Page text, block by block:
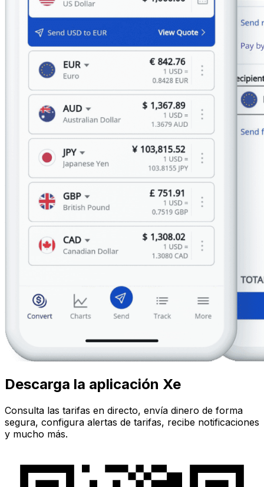
Descarga la aplicación Xe
Consulta las tarifas en directo, envía dinero de forma
segura, configura alertas de tarifas, recibe notificaciones
y mucho más.